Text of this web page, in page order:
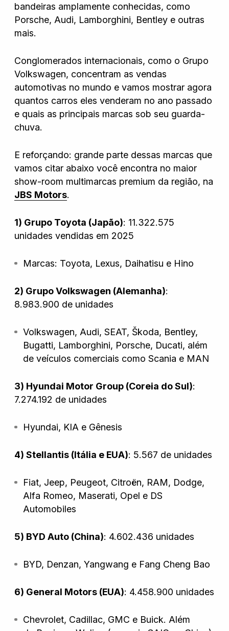
Jetour
Mercedes
Mitsubishi
Nissan
Porsche
Troller
Volkswagen
Wanshida
bandeiras amplamente conhecidas, como
Porsche, Audi, Lamborghini, Bentley e outras
mais.
Conglomerados internacionais, como o Grupo
Volkswagen, concentram as vendas
automotivas no mundo e vamos mostrar agora
quantos carros eles venderam no ano passado
e quais as principais marcas sob seu guarda-
chuva.
E reforçando: grande parte dessas marcas que
vamos citar abaixo você encontra no maior
show-room multimarcas premium da região, na
JBS Motors.
1) Grupo Toyota (Japão): 11.322.575
unidades vendidas em 2025
Marcas: Toyota, Lexus, Daihatisu e Hino
2) Grupo Volkswagen (Alemanha):
8.983.900 de unidades
Volkswagen, Audi, SEAT, Škoda, Bentley,
Bugatti, Lamborghini, Porsche, Ducati, além
de veículos comerciais como Scania e MAN
3) Hyundai Motor Group (Coreia do Sul):
7.274.192 de unidades
Hyundai, KIA e Gênesis
4) Stellantis (Itália e EUA): 5.567 de unidades
Fiat, Jeep, Peugeot, Citroën, RAM, Dodge,
Alfa Romeo, Maserati, Opel e DS
Automobiles
5) BYD Auto (China): 4.602.436 unidades
BYD, Denzan, Yangwang e Fang Cheng Bao
6) General Motors (EUA): 4.458.900 unidades
Chevrolet, Cadillac, GMC e Buick. Além